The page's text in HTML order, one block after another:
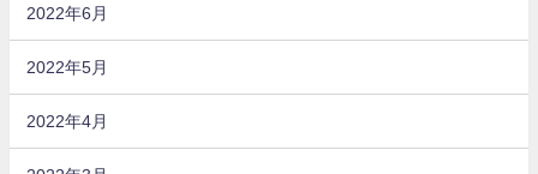
2022年6月
2022年5月
2022年4月